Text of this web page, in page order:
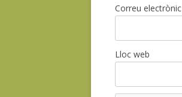
Correu electrònic
Lloc web